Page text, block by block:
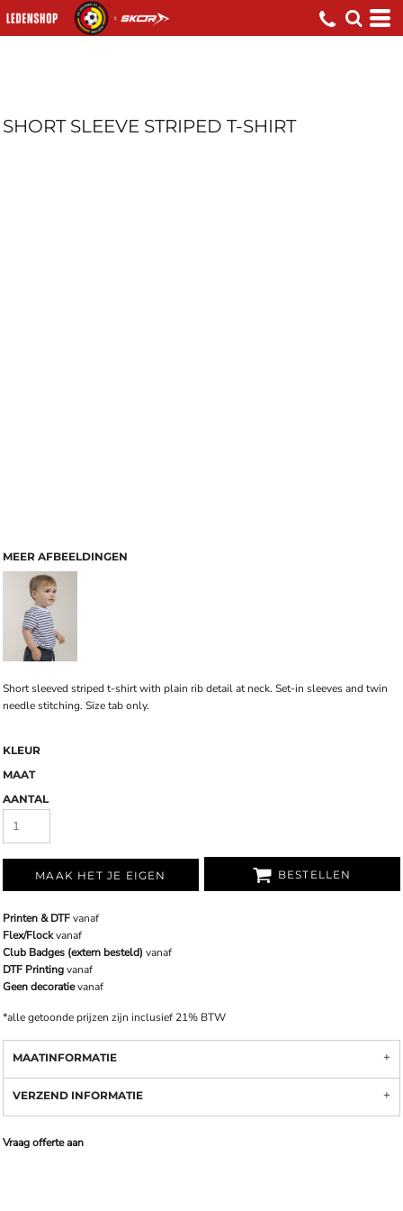
SHORT SLEEVE STRIPED T-SHIRT
MEER AFBEELDINGEN
Short sleeved striped t-shirt with plain rib detail at neck. Set-in sleeves and twin
needle stitching. Size tab only.
KLEUR
MAAT
AANTAL
MAAK HET JE EIGEN BESTELLEN
Printen & DTFvanaf
Flex/Flockvanaf
Club Badges (extern besteld) vanaf
DTF Printingvanaf
Geen decoratievanaf
*alle getoonde prijzen zijn inclusief 21% BTW
MAATINFORMATIE
VERZEND INFORMATIE
Vraag offerte aan